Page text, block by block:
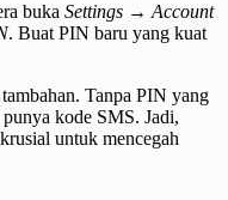
buka Settings → Account
. Buat PIN baru yang kuat
Tanpa PIN yang
kode SMS. Jadi,
untuk mencegah